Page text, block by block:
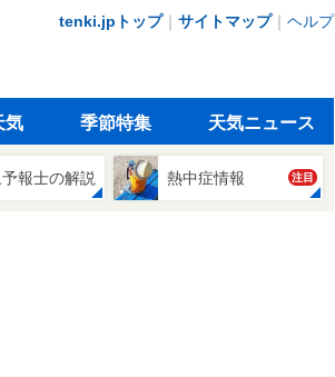
tenki.jpトップ｜ サイトマップ｜ ヘルプ
気 季節特集 天気ニュース
報士の解説 熱中症情報 注目